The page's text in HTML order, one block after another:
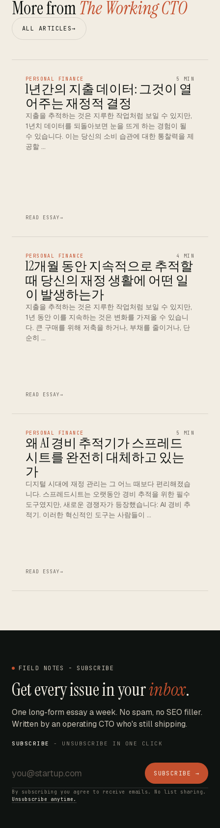
More fromThe Working CTO
ALL ARTICLES→
PERSONAL FINANCE 5 MIN
1년간의 지출 데이터: 그것이 열
어주는 재정적 결정
지출을 추적하는 것은 지루한 작업처럼 보일 수 있지만,
1년치 데이터를 되돌아보면 눈을 뜨게 하는 경험이 될
수 있습니다. 이는 당신의 소비 습관에 대한 통찰력을 제
공할 …
READ ESSAY→
PERSONAL FINANCE 4 MIN
12개월 동안 지속적으로 추적할
때 당신의 재정 생활에 어떤 일
이 발생하는가
지출을 추적하는 것은 지루한 작업처럼 보일 수 있지만,
1년 동안 이를 지속하는 것은 변화를 가져올 수 있습니
다. 큰 구매를 위해 저축을 하거나, 부채를 줄이거나, 단
순히 …
READ ESSAY→
PERSONAL FINANCE 5 MIN
왜 AI 경비 추적기가 스프레드
시트를 완전히 대체하고 있는
가
디지털 시대에 재정 관리는 그 어느 때보다 편리해졌습
니다. 스프레드시트는 오랫동안 경비 추적을 위한 필수
도구였지만, 새로운 경쟁자가 등장했습니다: AI 경비 추
적기. 이러한 혁신적인 도구는 사람들이 …
READ ESSAY→
FIELD NOTES - SUBSCRIBE
Get every issue in yourinbox.
One long-form essay a week. No spam, no SEO filler.
Written by an operating CTO who's still shipping.
SUBSCRIBE - UNSUBSCRIBE IN ONE CLICK
SUBSCRIBE →
By subscribing you agree to receive emails. No list sharing.
Unsubscribe anytime.